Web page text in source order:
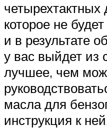
четырехтактных
которое не
и в результате
у вас выйдет
лучшее, чем
масла для
инструкция к